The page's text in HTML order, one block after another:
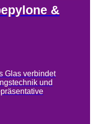
&
Glas verbindet
und